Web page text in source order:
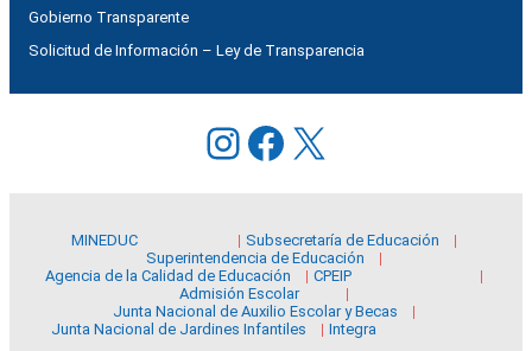
Gobierno Transparente
Solicitud de Información – Ley de Transparencia
Instagram
Facebook
X
MINEDUC
Subsecretaría de Educación
Superintendencia de Educación
Agencia de la Calidad de Educación
CPEIP
Admisión Escolar
Junta Nacional de Auxilio Escolar y Becas
Junta Nacional de Jardines Infantiles
Integra